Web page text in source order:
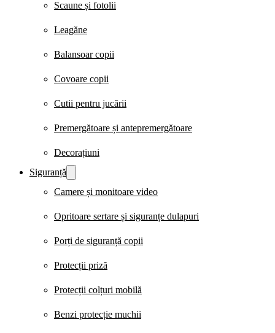
Scaune și fotolii
Leagăne
Balansoar copii
Covoare copii
Cutii pentru jucării
Premergătoare și antepremergătoare
Decorațiuni
Siguranță
Camere și monitoare video
Opritoare sertare și siguranțe dulapuri
Porți de siguranță copii
Protecții priză
Protecții colțuri mobilă
Benzi protecție muchii